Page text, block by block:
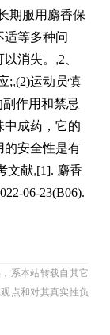
期服用麝香保
适等多种问
消失。 ,2、
;,(2)运动员慎
作用和禁忌
中成药，它的
的安全性是有
文献,[1]. 麝香
06-23(B06).
系本站转载自其它
点和对其真实性负